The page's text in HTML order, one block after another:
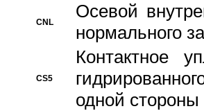
CNL
Осевой
нормального
CS5
Контактное
одной